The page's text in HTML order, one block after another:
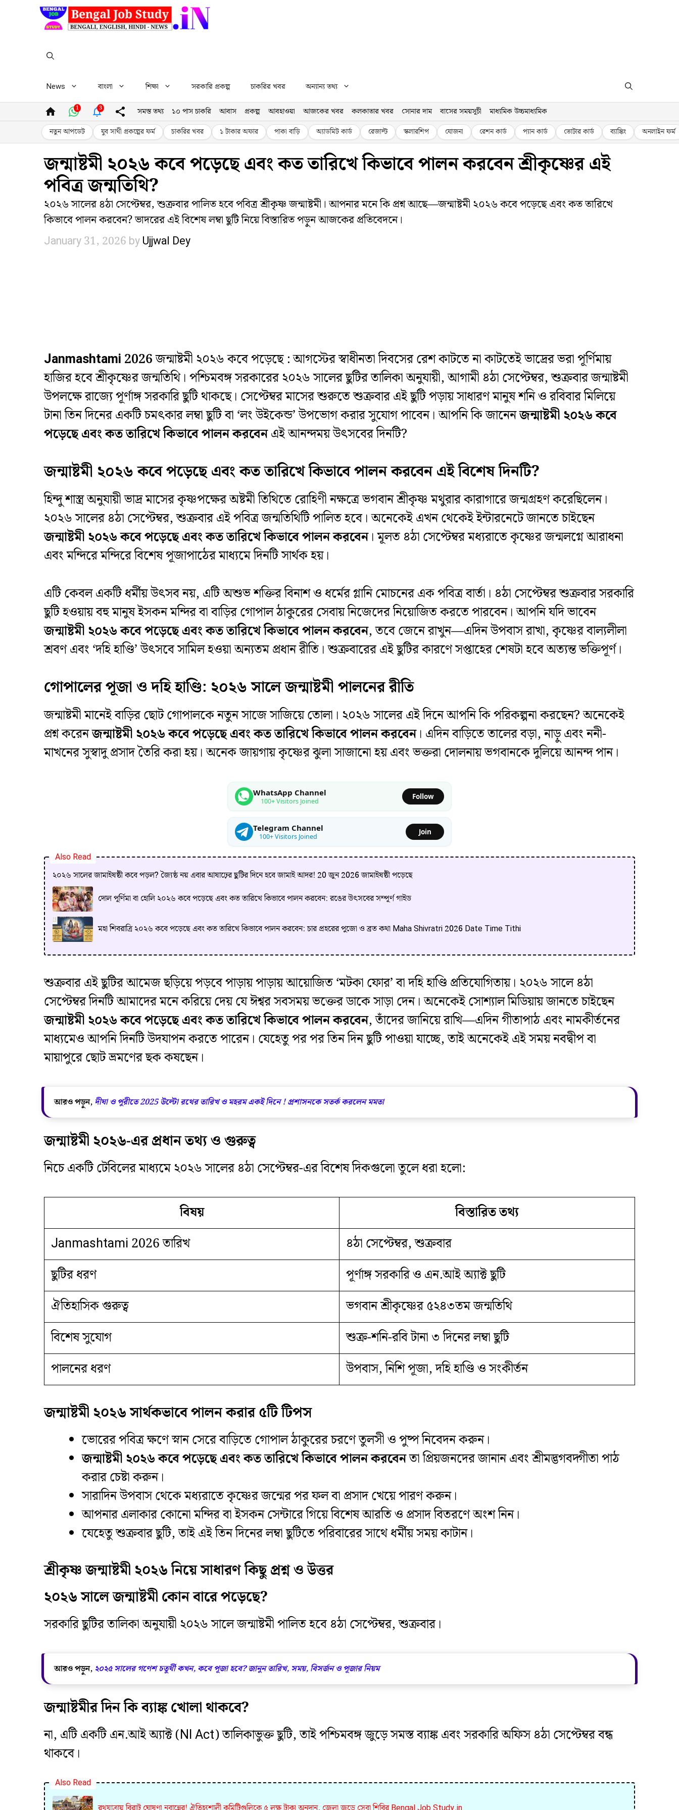
News বাংলা শিক্ষা সরকারি প্রকল্প চাকরির খবর অন্যান্য তথ্য
1 3 সমস্ত তথ্য ১০ পাস চাকরি আবাস প্রকল্প আবহাওয়া আজকের খবর কলকাতার খবর সোনার দাম বাসের সময়সূচী মাধ্যমিক উচ্চমাধ্যমিক
নতুন আপডেট যুব সাথী প্রকল্পের ফর্ম চাকরির খবর ১ টাকার অফার পাকা বাড়ি অ্যাডমিট কার্ড রেজাল্ট স্কলারশিপ যোজনা রেশন কার্ড প্যান কার্ড ভোটার কার্ড ব্যাঙ্কিং অনলাইন ফর্ম
জন্মাষ্টমী ২০২৬ কবে পড়েছে এবং কত তারিখে কিভাবে পালন করবেন শ্রীকৃষ্ণের এই
পবিত্র জন্মতিথি?
২০২৬ সালের ৪ঠা সেপ্টেম্বর, শুক্রবার পালিত হবে পবিত্র শ্রীকৃষ্ণ জন্মাষ্টমী। আপনার মনে কি প্রশ্ন আছে—জন্মাষ্টমী ২০২৬ কবে পড়েছে এবং কত তারিখে
কিভাবে পালন করবেন? ভাদরের এই বিশেষ লম্বা ছুটি নিয়ে বিস্তারিত পড়ুন আজকের প্রতিবেদনে।
January 31, 2026 byUjjwal Dey
Janmashtami 2026জন্মাষ্টমী ২০২৬ কবে পড়েছে : আগস্টের স্বাধীনতা দিবসের রেশ কাটতে না কাটতেই ভাদ্রের ভরা পূর্ণিমায়
হাজির হবে শ্রীকৃষ্ণের জন্মতিথি। পশ্চিমবঙ্গ সরকারের ২০২৬ সালের ছুটির তালিকা অনুযায়ী, আগামী ৪ঠা সেপ্টেম্বর, শুক্রবার জন্মাষ্টমী
উপলক্ষে রাজ্যে পূর্ণাঙ্গ সরকারি ছুটি থাকছে। সেপ্টেম্বর মাসের শুরুতে শুক্রবার এই ছুটি পড়ায় সাধারণ মানুষ শনি ও রবিবার মিলিয়ে
টানা তিন দিনের একটি চমৎকার লম্বা ছুটি বা ‘লং উইকেন্ড’ উপভোগ করার সুযোগ পাবেন। আপনি কি জানেনজন্মাষ্টমী ২০২৬ কবে
পড়েছে এবং কত তারিখে কিভাবে পালন করবেনএই আনন্দময় উৎসবের দিনটি?
জন্মাষ্টমী ২০২৬ কবে পড়েছে এবং কত তারিখে কিভাবে পালন করবেন এই বিশেষ দিনটি?
​হিন্দু শাস্ত্র অনুযায়ী ভাদ্র মাসের কৃষ্ণপক্ষের অষ্টমী তিথিতে রোহিণী নক্ষত্রে ভগবান শ্রীকৃষ্ণ মথুরার কারাগারে জন্মগ্রহণ করেছিলেন।
২০২৬ সালের ৪ঠা সেপ্টেম্বর, শুক্রবার এই পবিত্র জন্মতিথিটি পালিত হবে। অনেকেই এখন থেকেই ইন্টারনেটে জানতে চাইছেন
জন্মাষ্টমী ২০২৬ কবে পড়েছে এবং কত তারিখে কিভাবে পালন করবেন। মূলত ৪ঠা সেপ্টেম্বর মধ্যরাতে কৃষ্ণের জন্মলগ্নে আরাধনা
এবং মন্দিরে মন্দিরে বিশেষ পূজাপাঠের মাধ্যমে দিনটি সার্থক হয়।
​এটি কেবল একটি ধর্মীয় উৎসব নয়, এটি অশুভ শক্তির বিনাশ ও ধর্মের গ্লানি মোচনের এক পবিত্র বার্তা। ৪ঠা সেপ্টেম্বর শুক্রবার সরকারি
ছুটি হওয়ায় বহু মানুষ ইসকন মন্দির বা বাড়ির গোপাল ঠাকুরের সেবায় নিজেদের নিয়োজিত করতে পারবেন। আপনি যদি ভাবেন
জন্মাষ্টমী ২০২৬ কবে পড়েছে এবং কত তারিখে কিভাবে পালন করবেন, তবে জেনে রাখুন—এদিন উপবাস রাখা, কৃষ্ণের বাল্যলীলা
শ্রবণ এবং ‘দহি হাণ্ডি’ উৎসবে সামিল হওয়া অন্যতম প্রধান রীতি। শুক্রবারের এই ছুটির কারণে সপ্তাহের শেষটা হবে অত্যন্ত ভক্তিপূর্ণ।
গোপালের পূজা ও দহি হাণ্ডি: ২০২৬ সালে জন্মাষ্টমী পালনের রীতি
​জন্মাষ্টমী মানেই বাড়ির ছোট গোপালকে নতুন সাজে সাজিয়ে তোলা। ২০২৬ সালের এই দিনে আপনি কি পরিকল্পনা করছেন? অনেকেই
প্রশ্ন করেনজন্মাষ্টমী ২০২৬ কবে পড়েছে এবং কত তারিখে কিভাবে পালন করবেন। এদিন বাড়িতে তালের বড়া, নাড়ু এবং ননী-
মাখনের সুস্বাদু প্রসাদ তৈরি করা হয়। অনেক জায়গায় কৃষ্ণের ঝুলা সাজানো হয় এবং ভক্তরা দোলনায় ভগবানকে দুলিয়ে আনন্দ পান।
WhatsApp Channel
100+ Visitors Joined
Follow
Telegram Channel
100+ Visitors Joined
Join
Also Read
২০২৬ সালের জামাইষষ্ঠী কবে পড়ল? জ্যৈষ্ঠ নয় এবার আষাঢ়ের ছুটির দিনে হবে জামাই আদর! 20 জুন 2026 জামাইষষ্ঠী পড়েছে
দোল পূর্ণিমা বা হোলি ২০২৬ কবে পড়েছে এবং কত তারিখে কিভাবে পালন করবেন: রঙের উৎসবের সম্পূর্ণ গাইড
মহা শিবরাত্রি ২০২৬ কবে পড়েছে এবং কত তারিখে কিভাবে পালন করবেন: চার প্রহরের পুজো ও ব্রত কথা Maha Shivratri 2026 Date Time Tithi
​শুক্রবার এই ছুটির আমেজ ছড়িয়ে পড়বে পাড়ায় পাড়ায় আয়োজিত ‘মটকা ফোর’ বা দহি হাণ্ডি প্রতিযোগিতায়। ২০২৬ সালে ৪ঠা
সেপ্টেম্বর দিনটি আমাদের মনে করিয়ে দেয় যে ঈশ্বর সবসময় ভক্তের ডাকে সাড়া দেন। অনেকেই সোশ্যাল মিডিয়ায় জানতে চাইছেন
জন্মাষ্টমী ২০২৬ কবে পড়েছে এবং কত তারিখে কিভাবে পালন করবেন, তাঁদের জানিয়ে রাখি—এদিন গীতাপাঠ এবং নামকীর্তনের
মাধ্যমেও আপনি দিনটি উদযাপন করতে পারেন। যেহেতু পর পর তিন দিন ছুটি পাওয়া যাচ্ছে, তাই অনেকেই এই সময় নবদ্বীপ বা
মায়াপুরে ছোট ভ্রমণের ছক কষছেন।
আরও পড়ুন, দীঘা ও পুরীতে 2025 উল্টো রথের তারিখ ও মহরম একই দিনে ! প্রশাসনকে সতর্ক করলেন মমতা
জন্মাষ্টমী ২০২৬-এর প্রধান তথ্য ও গুরুত্ব
​নিচে একটি টেবিলের মাধ্যমে ২০২৬ সালের ৪ঠা সেপ্টেম্বর-এর বিশেষ দিকগুলো তুলে ধরা হলো:
বিষয়
বিস্তারিত তথ্য
Janmashtami 2026 তারিখ
৪ঠা সেপ্টেম্বর, শুক্রবার
ছুটির ধরণ
পূর্ণাঙ্গ সরকারি ও এন.আই অ্যাক্ট ছুটি
ঐতিহাসিক গুরুত্ব
ভগবান শ্রীকৃষ্ণের ৫২৪৩তম জন্মতিথি
বিশেষ সুযোগ
শুক্র-শনি-রবি টানা ৩ দিনের লম্বা ছুটি
পালনের ধরণ
উপবাস, নিশি পূজা, দহি হাণ্ডি ও সংকীর্তন
জন্মাষ্টমী ২০২৬ সার্থকভাবে পালন করার ৫টি টিপস
​ভোরের পবিত্র ক্ষণে স্নান সেরে বাড়িতে গোপাল ঠাকুরের চরণে তুলসী ও পুষ্প নিবেদন করুন।
জন্মাষ্টমী ২০২৬ কবে পড়েছে এবং কত তারিখে কিভাবে পালন করবেনতা প্রিয়জনদের জানান এবং শ্রীমদ্ভগবদ্গীতা পাঠ
করার চেষ্টা করুন।
​সারাদিন উপবাস থেকে মধ্যরাতে কৃষ্ণের জন্মের পর ফল বা প্রসাদ খেয়ে পারণ করুন।
​আপনার এলাকার কোনো মন্দির বা ইসকন সেন্টারে গিয়ে বিশেষ আরতি ও প্রসাদ বিতরণে অংশ নিন।
​যেহেতু শুক্রবার ছুটি, তাই এই তিন দিনের লম্বা ছুটিতে পরিবারের সাথে ধর্মীয় সময় কাটান।
শ্রীকৃষ্ণ জন্মাষ্টমী ২০২৬ নিয়ে সাধারণ কিছু প্রশ্ন ও উত্তর
২০২৬ সালে জন্মাষ্টমী কোন বারে পড়েছে?
​সরকারি ছুটির তালিকা অনুযায়ী ২০২৬ সালে জন্মাষ্টমী পালিত হবে ৪ঠা সেপ্টেম্বর, শুক্রবার।
আরও পড়ুন, ২০২৫ সালের গণেশ চতুর্থী কখন, কবে পূজা হবে? জানুন তারিখ, সময়, বিসর্জন ও পূজার নিয়ম
জন্মাষ্টমীর দিন কি ব্যাঙ্ক খোলা থাকবে?
​না, এটি একটি এন.আই অ্যাক্ট (NI Act) তালিকাভুক্ত ছুটি, তাই পশ্চিমবঙ্গ জুড়ে সমস্ত ব্যাঙ্ক এবং সরকারি অফিস ৪ঠা সেপ্টেম্বর বন্ধ
থাকবে।
Also Read